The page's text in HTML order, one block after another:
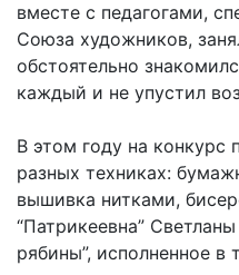
вместе с педагогами,
Союза художников,
обстоятельно
каждый и не упустил
В этом году на конкурс
разных техниках:
вышивка нитками,
“Патрикеевна”
рябины”, исполненное в